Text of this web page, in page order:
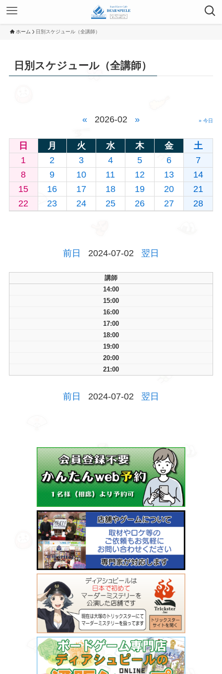
ホーム 日別スケジュール（全講師）
日別スケジュール（全講師）
« 2026-02 » » 今日
日 月 火 水 木 金
土
1
2 3 4 5 6
7
8
9 10 11 12 13
14
15
16 17 18 19 20
21
22
23 24 25 26 27 28
前日 2024-07-02 翌日
講師
14:00
15:00
16:00
17:00
18:00
19:00
20:00
21:00
前日 2024-07-02 翌日